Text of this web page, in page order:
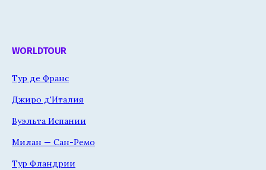
WORLDTOUR
Тур де Франс
Джиро д'Италия
Вуэльта Испании
Милан — Сан-Ремо
Тур Фландрии